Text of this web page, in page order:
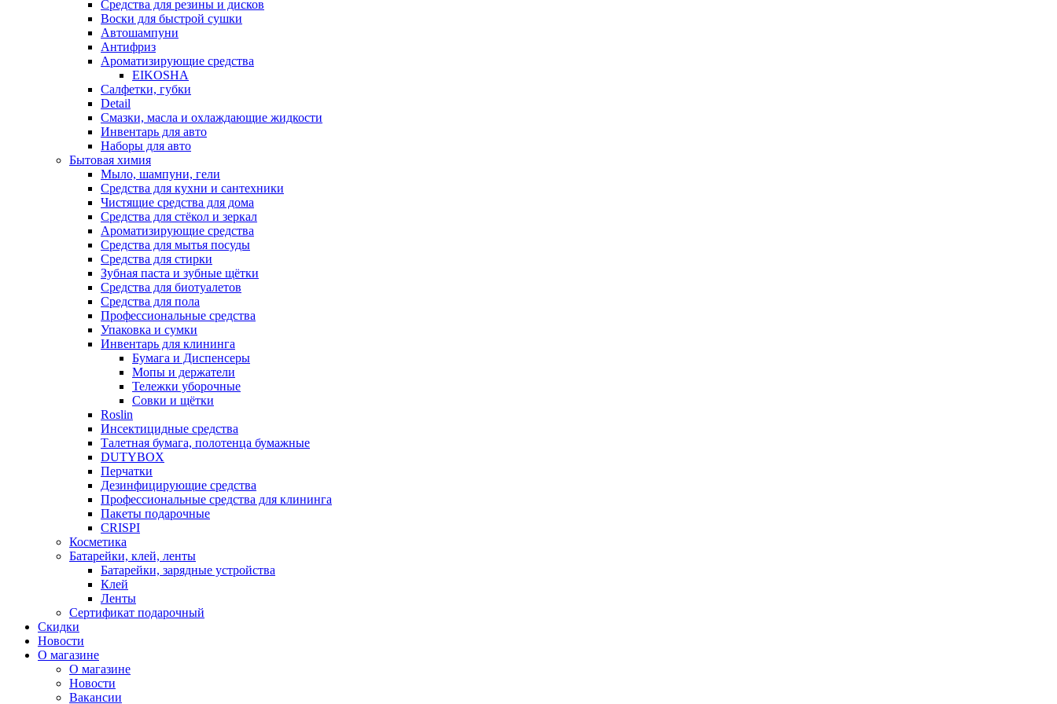
Средства для резины и дисков
Воски для быстрой сушки
Автошампуни
Антифриз
Ароматизирующие средства
EIKOSHA
Салфетки, губки
Detail
Смазки, масла и охлаждающие жидкости
Инвентарь для авто
Наборы для авто
Бытовая химия
Мыло, шампуни, гели
Средства для кухни и сантехники
Чистящие средства для дома
Средства для стёкол и зеркал
Ароматизирующие средства
Средства для мытья посуды
Средства для стирки
Зубная паста и зубные щётки
Средства для биотуалетов
Средства для пола
Профессиональные средства
Упаковка и сумки
Инвентарь для клининга
Бумага и Диспенсеры
Мопы и держатели
Тележки уборочные
Совки и щётки
Roslin
Инсектицидные средства
Талетная бумага, полотенца бумажные
DUTYBOX
Перчатки
Дезинфицирующие средства
Профессиональные средства для клининга
Пакеты подарочные
CRISPI
Косметика
Батарейки, клей, ленты
Батарейки, зарядные устройства
Клей
Ленты
Сертификат подарочный
Скидки
Новости
О магазине
О магазине
Новости
Вакансии